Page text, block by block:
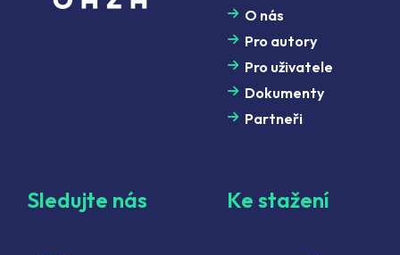
O nás
Pro autory
Pro uživatele
Dokumenty
Partneři
Sledujte nás Ke stažení